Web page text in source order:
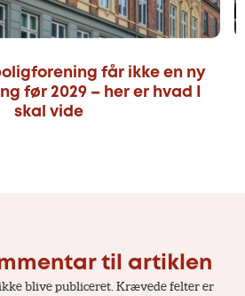
får ikke en ny
før 2029 – her er hvad I
skal vide
til artiklen
blive publiceret. Krævede felter er